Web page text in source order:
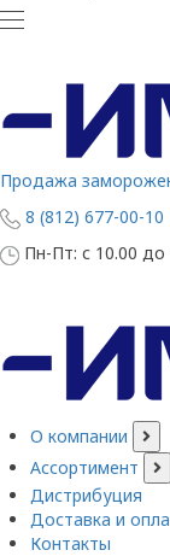
Продажа
8 (812) 677-00-10
Пн-Пт: с 10.00
О компании
Ассортимент
Дистрибуция
Доставка и
Контакты